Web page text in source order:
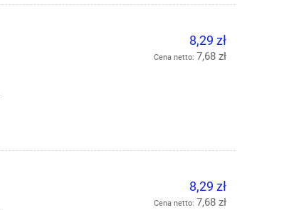
8,29 zł
Cena netto: 7,68 zł
8,29 zł
Cena netto: 7,68 zł